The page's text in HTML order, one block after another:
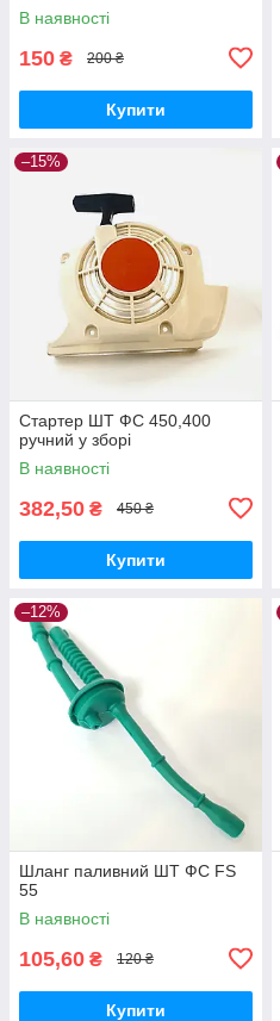
В наявності
150 ₴ 200 ₴
Купити
–15%
Стартер ШТ ФС 450,400
ручний у зборі
В наявності
382,50 ₴ 450 ₴
Купити
–12%
Шланг паливний ШТ ФС FS
55
В наявності
105,60 ₴ 120 ₴
Купити